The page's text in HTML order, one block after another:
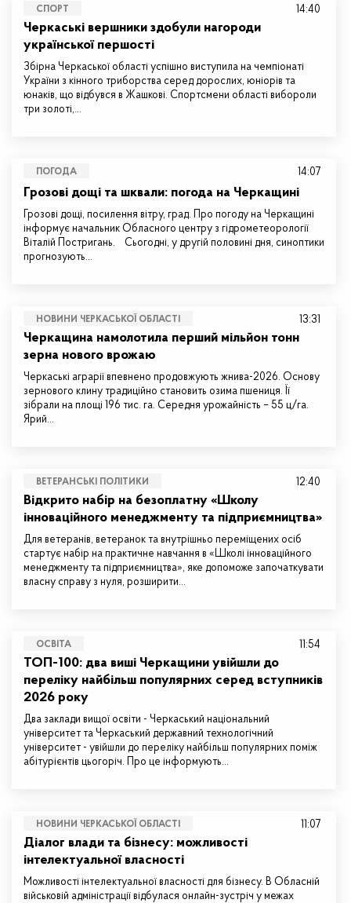
СПОРТ
Черкаські вершники здобули нагороди
української першості
Збірна Черкаської області успішно виступила на чемпіонаті
України з кінного триборства серед дорослих, юніорів та
юнаків, що відбувся в Жашкові. Спортсмени області вибороли
три золоті,…
14:40
ПОГОДА
Грозові дощі та шквали: погода на Черкащині
Грозові дощі, посилення вітру, град. Про погоду на Черкащині
інформує начальник Обласного центру з гідрометеорології
Віталій Постригань. Сьогодні, у другій половині дня, синоптики
прогнозують…
14:07
НОВИНИ ЧЕРКАСЬКОЇ ОБЛАСТІ
Черкащина намолотила перший мільйон тонн
зерна нового врожаю
Черкаські аграрії впевнено продовжують жнива-2026. Основу
зернового клину традиційно становить озима пшениця. Її
зібрали на площі 196 тис. га. Середня урожайність – 55 ц/га.
Ярий…
13:31
ВЕТЕРАНСЬКІ ПОЛІТИКИ
Відкрито набір на безоплатну «Школу
інноваційного менеджменту та підприємництва»
Для ветеранів, ветеранок та внутрішньо переміщених осіб
стартує набір на практичне навчання в «Школі інноваційного
менеджменту та підприємництва», яке допоможе започаткувати
власну справу з нуля, розширити…
12:40
ОСВІТА
ТОП-100: два виші Черкащини увійшли до
переліку найбільш популярних серед вступників
2026 року
Два заклади вищої освіти - Черкаський національний
університет та Черкаський державний технологічний
університет - увійшли до переліку найбільш популярних поміж
абітурієнтів цьогоріч. Про це інформують…
11:54
НОВИНИ ЧЕРКАСЬКОЇ ОБЛАСТІ
Діалог влади та бізнесу: можливості
інтелектуальної власності
Можливості інтелектуальної власності для бізнесу. В Обласній
військовій адміністрації відбулася онлайн-зустріч у межах
11:07